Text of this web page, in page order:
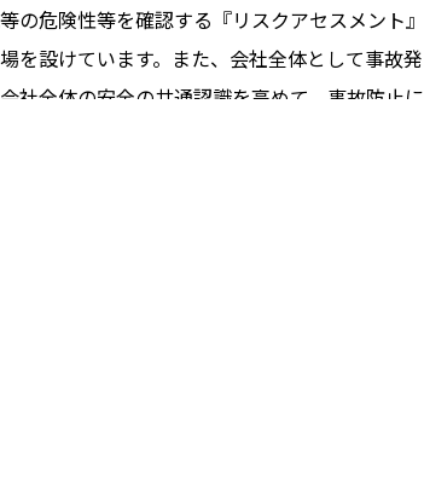
の危険性等を確認する『リスクアセスメント』
を設けています。また、会社全体として事故発
社全体の安全の共通認識を高めて、事故防止に